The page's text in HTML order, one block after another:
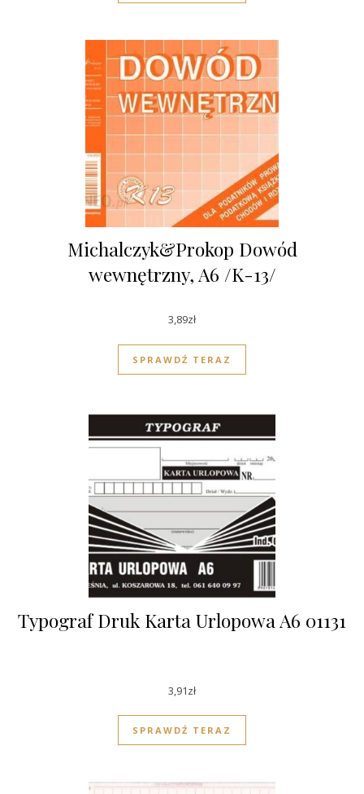
Michalczyk&Prokop Dowód
wewnętrzny, A6 /K-13/
3,89zł
SPRAWDŹ TERAZ
Typograf Druk Karta Urlopowa A6 01131
3,91zł
SPRAWDŹ TERAZ